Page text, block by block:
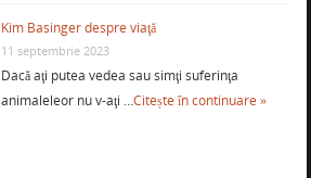
Kim Basinger despre viaţă
11 septembrie 2023
Dacă aţi putea vedea sau simţi suferinţa
animaleleor nu v-aţi …Citește în continuare »